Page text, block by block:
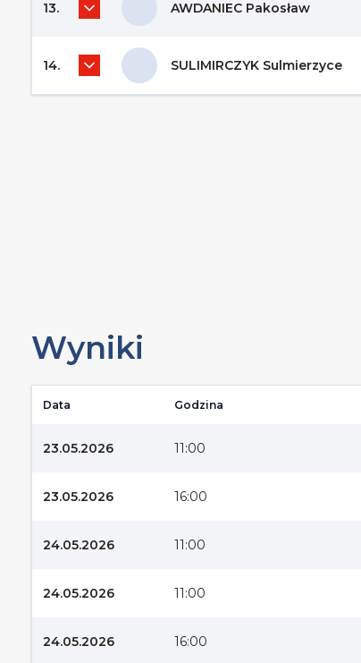
13. AWDANIEC Pakosław
14. SULIMIRCZYK Sulmierzyce
Wyniki
Data Godzina
23.05.2026 11:00
23.05.2026 16:00
24.05.2026 11:00
24.05.2026 11:00
24.05.2026 16:00